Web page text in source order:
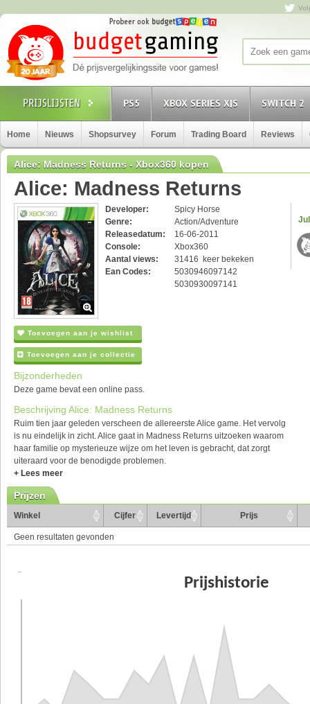
PS5 XBOX SERIES X|S SWITCH 2
Home Nieuws Shopsurvey Forum Trading Board Reviews
Alice: Madness Returns - Xbox360 kopen
Alice: Madness Returns
Developer:
Spicy Horse
Genre:
Action/Adventure
Releasedatum:
16-06-2011
Console:
Xbox360
Aantal views:
31416 keer bekeken
Ean Codes:
5030946097142
5030930097141
Toevoegen aan je wishlist
Toevoegen aan je collectie
Bijzonderheden
Deze game bevat een online pass.
Beschrijving Alice: Madness Returns
Ruim tien jaar geleden verscheen de allereerste Alice game. Het vervolg
is nu eindelijk in zicht. Alice gaat in Madness Returns uitzoeken waarom
haar familie op mysterieuze wijze om het leven is gebracht, dat zorgt
uiteraard voor de benodigde problemen.
+ Lees meer
Prijzen
Winkel Cijfer Levertijd Prijs
Geen resultaten gevonden